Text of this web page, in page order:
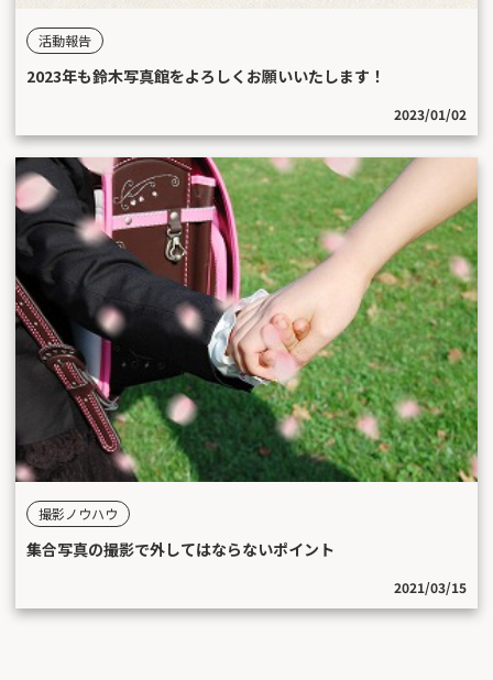
活動報告
2023年も鈴木写真館をよろしくお願いいたします！
2023/01/02
撮影ノウハウ
集合写真の撮影で外してはならないポイント
2021/03/15